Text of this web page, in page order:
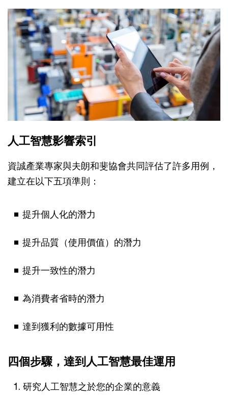
人工智慧影響索引
資誠產業專家與夫朗和斐協會共同評估了許多用例，
建立在以下五項準則：
提升個人化的潛力
提升品質（使用價值）的潛力
提升一致性的潛力
為消費者省時的潛力
達到獲利的數據可用性
四個步驟，達到人工智慧最佳運用
研究人工智慧之於您的企業的意義